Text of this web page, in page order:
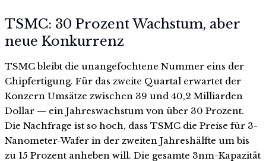
TSMC: 30 Prozent Wachstum, aber
neue Konkurrenz
TSMC bleibt die unangefochtene Nummer eins der
Chipfertigung. Für das zweite Quartal erwartet der
Konzern Umsätze zwischen 39 und 40,2 Milliarden
Dollar — ein Jahreswachstum von über 30 Prozent.
Die Nachfrage ist so hoch, dass TSMC die Preise für 3-
Nanometer-Wafer in der zweiten Jahreshälfte um bis
zu 15 Prozent anheben will. Die gesamte 3nm-Kapazität